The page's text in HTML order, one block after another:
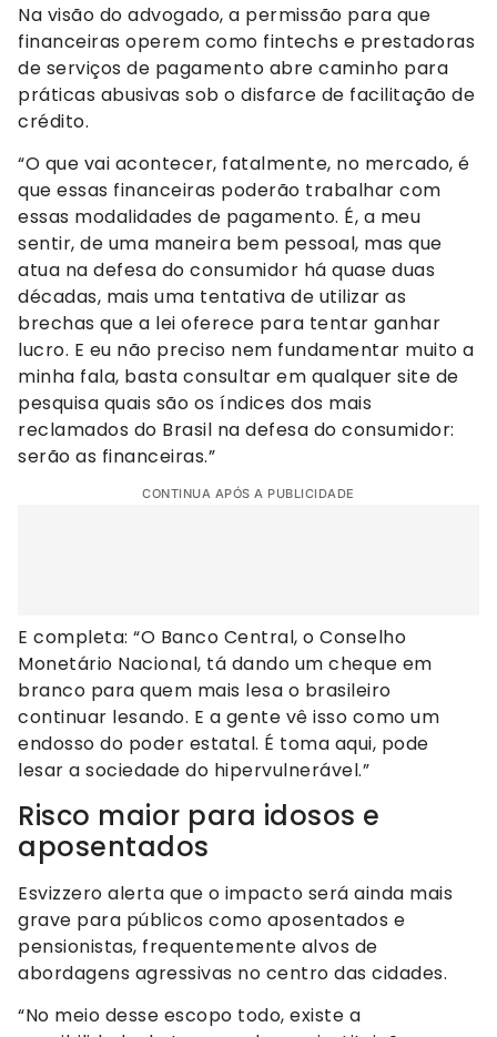
Na visão do advogado, a permissão para que
financeiras operem como fintechs e prestadoras
de serviços de pagamento abre caminho para
práticas abusivas sob o disfarce de facilitação de
crédito.
“O que vai acontecer, fatalmente, no mercado, é
que essas financeiras poderão trabalhar com
essas modalidades de pagamento. É, a meu
sentir, de uma maneira bem pessoal, mas que
atua na defesa do consumidor há quase duas
décadas, mais uma tentativa de utilizar as
brechas que a lei oferece para tentar ganhar
lucro. E eu não preciso nem fundamentar muito a
minha fala, basta consultar em qualquer site de
pesquisa quais são os índices dos mais
reclamados do Brasil na defesa do consumidor:
serão as financeiras.”
CONTINUA APÓS A PUBLICIDADE
E completa: “O Banco Central, o Conselho
Monetário Nacional, tá dando um cheque em
branco para quem mais lesa o brasileiro
continuar lesando. E a gente vê isso como um
endosso do poder estatal. É toma aqui, pode
lesar a sociedade do hipervulnerável.”
Risco maior para idosos e
aposentados
Esvizzero alerta que o impacto será ainda mais
grave para públicos como aposentados e
pensionistas, frequentemente alvos de
abordagens agressivas no centro das cidades.
“No meio desse escopo todo, existe a